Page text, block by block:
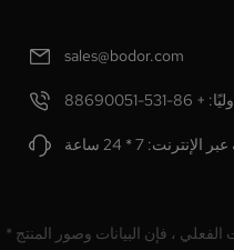
sales@bodor.com
+ 86-531-88690051
7 * 24 ساعة
* نظرًا لتحديث المنتجات والتقنيات في الوقت الفعلي ، فإن البيانات وصور المنتج